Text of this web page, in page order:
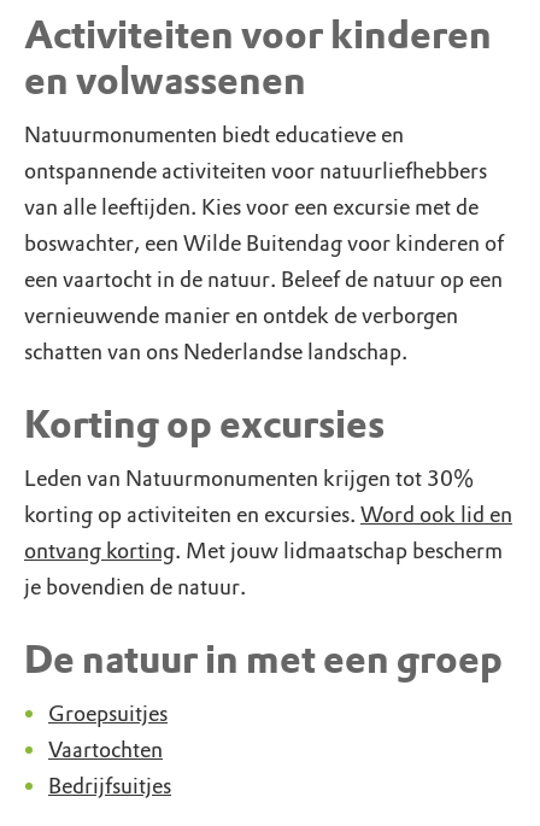
Activiteiten voor kinderen
en volwassenen
Natuurmonumenten biedt educatieve en
ontspannende activiteiten voor natuurliefhebbers
van alle leeftijden. Kies voor een excursie met de
boswachter, een Wilde Buitendag voor kinderen of
een vaartocht in de natuur. Beleef de natuur op een
vernieuwende manier en ontdek de verborgen
schatten van ons Nederlandse landschap.
Korting op excursies
Leden van Natuurmonumenten krijgen tot 30%
korting op activiteiten en excursies. Word ook lid en
ontvang korting. Met jouw lidmaatschap bescherm
je bovendien de natuur.
De natuur in met een groep
Groepsuitjes
Vaartochten
Bedrijfsuitjes